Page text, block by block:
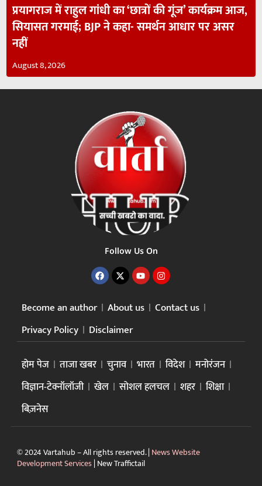
प्रयागराज में राहुल गांधी का ‘छात्रों की गूंज’ कार्यक्रम आज,
सियासत गरमाई; BJP ने कहा- समर्थन आधार पर असर
नहीं
August 8, 2026
Follow Us On
Become an author About us
Contact us
Privacy Policy
Disclaimer
होम पेज ताजा खबर चुनाव भारत विदेश
मनोरंजन
विज्ञान-टेक्नॉलॉजी
खेल सोशल हलचल शहर
शिक्षा
बिज़नेस
© 2024 Vartahub – All rights reserved. | News Website
Development Services| New Traffictail